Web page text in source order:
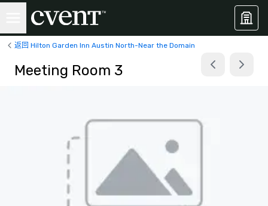
返回 Hilton Garden Inn Austin North-Near the Domain
Meeting Room 3